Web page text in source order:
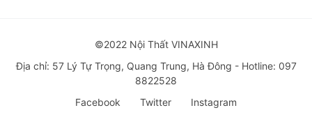
©2022 Nội Thất VINAXINH
Địa chỉ: 57 Lý Tự Trọng, Quang Trung, Hà Đông - Hotline: 097
8822528
Facebook
Twitter Instagram